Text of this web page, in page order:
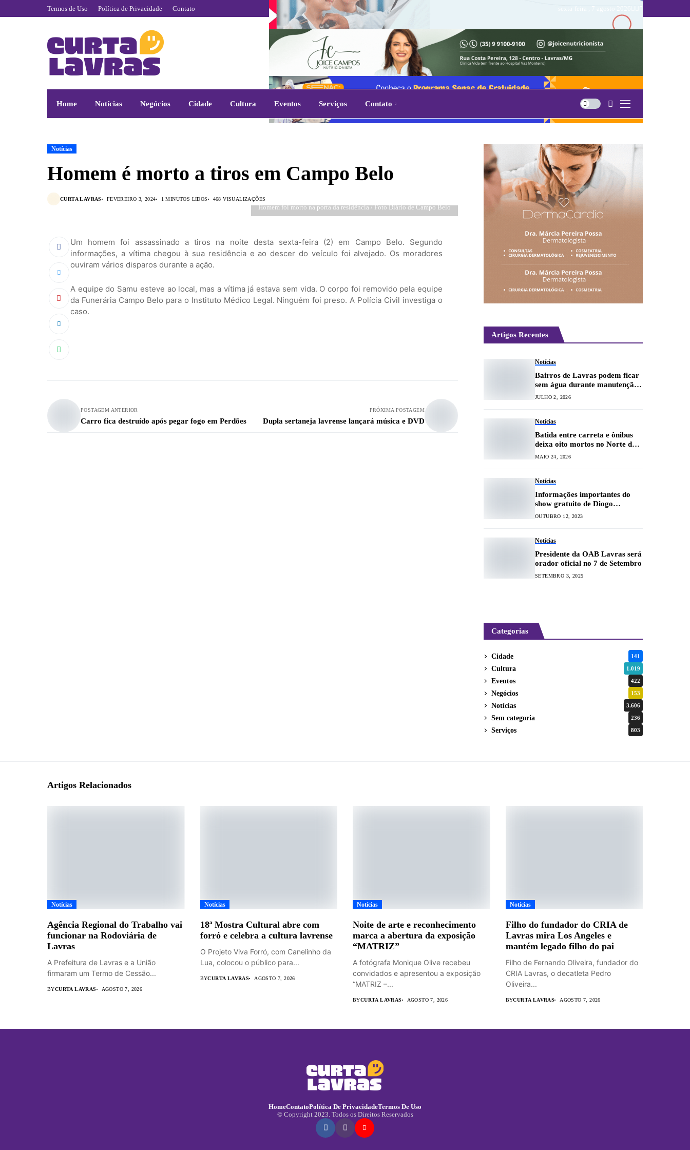
Termos de Uso Política de Privacidade Contato sexta-feira , 7 agosto 2026
Home Notícias Negócios Cidade Cultura Eventos Serviços Contato
Notícias
Homem é morto a tiros em Campo Belo
CURTA LAVRAS FEVEREIRO 3, 2024 1 MINUTOS LIDOS 468 VISUALIZAÇÕES
Homem foi morto na porta da residência / Foto Diário de Campo Belo
Um homem foi assassinado a tiros na noite desta sexta-feira (2) em Campo Belo. Segundo
informações, a vítima chegou à sua residência e ao descer do veículo foi alvejado. Os moradores
ouviram vários disparos durante a ação.
A equipe do Samu esteve ao local, mas a vítima já estava sem vida. O corpo foi removido pela equipe
da Funerária Campo Belo para o Instituto Médico Legal. Ninguém foi preso. A Polícia Civil investiga o
caso.
POSTAGEM ANTERIOR
Carro fica destruído após pegar fogo em Perdões
PRÓXIMA POSTAGEM
Dupla sertaneja lavrense lançará música e DVD
Artigos Recentes
Notícias
Bairros de Lavras podem ficar
sem água durante manutenção
emergencial da Copasa
JULHO 2, 2026
Notícias
Batida entre carreta e ônibus
deixa oito mortos no Norte de
Minas
MAIO 24, 2026
Notícias
Informações importantes do
show gratuito de Diogo
Nogueira em Lavras hoje (13)
OUTUBRO 12, 2023
Notícias
Presidente da OAB Lavras será
orador oficial no 7 de Setembro
SETEMBRO 3, 2025
Categorias
Cidade 141
Cultura 1.019
Eventos 422
Negócios 153
Notícias 3.606
Sem categoria 236
Serviços 803
Artigos Relacionados
Notícias
Agência Regional do Trabalho vai
funcionar na Rodoviária de
Lavras
A Prefeitura de Lavras e a União
firmaram um Termo de Cessão...
BYCURTA LAVRAS AGOSTO 7, 2026
Notícias
18ª Mostra Cultural abre com
forró e celebra a cultura lavrense
O Projeto Viva Forró, com Canelinho da
Lua, colocou o público para...
BYCURTA LAVRAS AGOSTO 7, 2026
Notícias
Noite de arte e reconhecimento
marca a abertura da exposição
“MATRIZ”
A fotógrafa Monique Olive recebeu
convidados e apresentou a exposição
“MATRIZ –...
BYCURTA LAVRAS AGOSTO 7, 2026
Notícias
Filho do fundador do CRIA de
Lavras mira Los Angeles e
mantém legado filho do pai
Filho de Fernando Oliveira, fundador do
CRIA Lavras, o decatleta Pedro
Oliveira...
BYCURTA LAVRAS AGOSTO 7, 2026
HomeContatoPolítica De PrivacidadeTermos De Uso
© Copyright 2023. Todos os Direitos Reservados